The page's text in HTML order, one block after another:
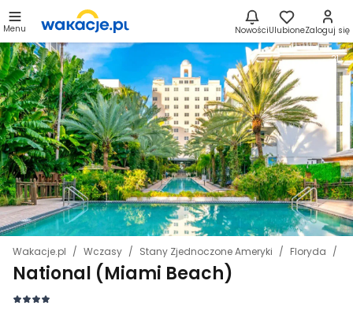
Menu NowościUlubioneZaloguj się
Wakacje.pl Wczasy Stany Zjednoczone Ameryki Floryda
National (Miami Beach)
21